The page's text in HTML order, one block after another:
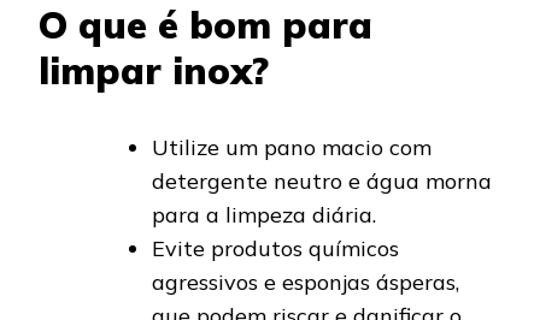
O que é bom para
limpar inox?
Utilize um pano macio com
detergente neutro e água morna
para a limpeza diária.
Evite produtos químicos
agressivos e esponjas ásperas,